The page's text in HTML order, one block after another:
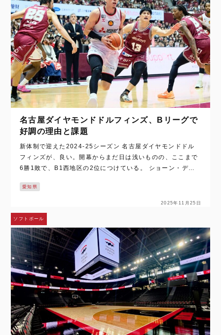
名古屋ダイヤモンドドルフィンズ、Bリーグで
好調の理由と課題
新体制で迎えた2024-25シーズン 名古屋ダイヤモンドドル
フィンズが、良い。開幕からまだ日は浅いものの、ここまで
6勝1敗で、B1西地区の2位につけている。 ショーン・デニ
ンドドルフィンズは日本バス…
愛知県
2025年11月25日
ソフトボール